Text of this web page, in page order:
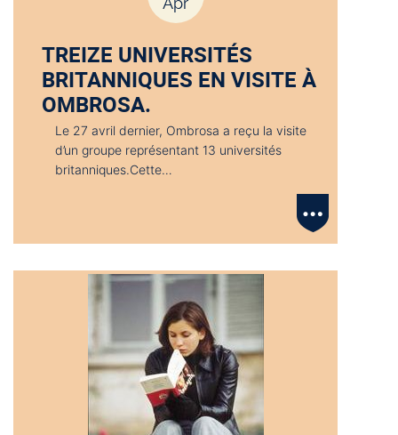
TREIZE UNIVERSITÉS
BRITANNIQUES EN VISITE À
OMBROSA.
Le 27 avril dernier, Ombrosa a reçu la visite
d’un groupe représentant 13 universités
britanniques.Cette…